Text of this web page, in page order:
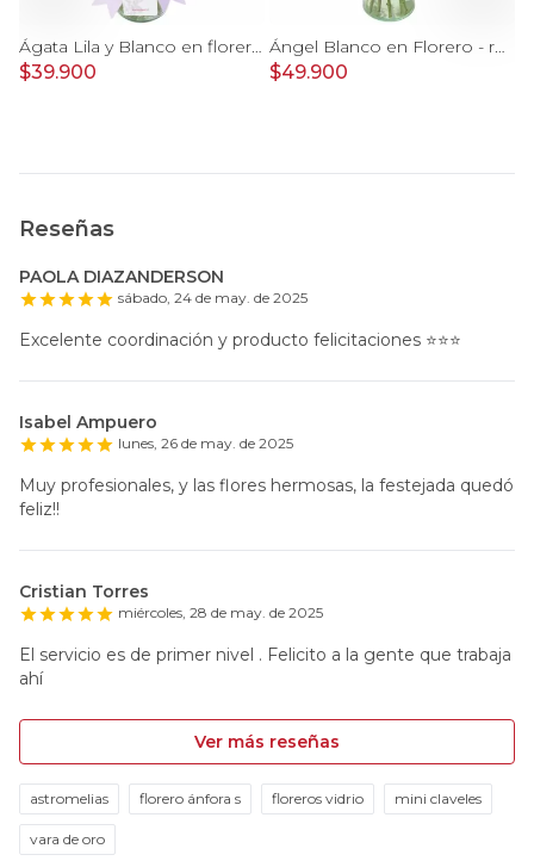
Ágata Lila y Blanco en florero - rosas y astromelias
$39.900
Ángel Blanco en Florero - rosas y mix de astromelias
$49.900
Reseñas
PAOLA DIAZANDERSON
sábado, 24 de may. de 2025
Excelente coordinación y producto felicitaciones ⭐️⭐️⭐️
Isabel Ampuero
lunes, 26 de may. de 2025
Muy profesionales, y las flores hermosas, la festejada quedó
feliz!!
Cristian Torres
miércoles, 28 de may. de 2025
El servicio es de primer nivel . Felicito a la gente que trabaja
ahí
Ver más reseñas
astromelias florero ánfora s floreros vidrio mini claveles
vara de oro